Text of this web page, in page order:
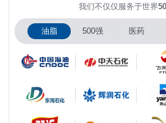
我们不仅仅服务于世界
油脂 500强 医药